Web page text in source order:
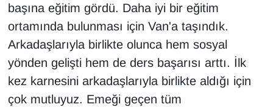
başına eğitim gördü. Daha iyi bir eğitim
ortamında bulunması için Van'a taşındık.
Arkadaşlarıyla birlikte olunca hem sosyal
yönden gelişti hem de ders başarısı arttı. İlk
kez karnesini arkadaşlarıyla birlikte aldığı için
çok mutluyuz. Emeği geçen tüm